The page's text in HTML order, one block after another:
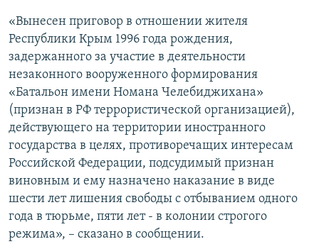
«Вынесен приговор в отношении жителя
Республики Крым 1996 года рождения,
задержанного за участие в деятельности
незаконного вооруженного формирования
«Батальон имени Номана Челебиджихана»
(признан в РФ террористической организацией),
действующего на территории иностранного
государства в целях, противоречащих интересам
Российской Федерации, подсудимый признан
виновным и ему назначено наказание в виде
шести лет лишения свободы с отбыванием одного
года в тюрьме, пяти лет - в колонии строгого
режима», – сказано в сообщении.